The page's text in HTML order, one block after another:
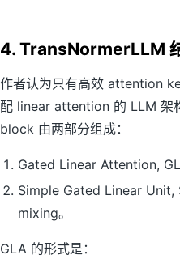
4. TransNormerLLM
作者认为只有高效 attention
配 linear attention 的 LLM 架
block 由两部分组成：
Gated Linear Attention,
Simple Gated Linear Unit,
mixing。
GLA 的形式是：